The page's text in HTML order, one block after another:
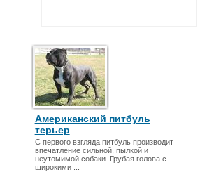
Американский питбуль
терьер
С первого взгляда питбуль производит
впечатление сильной, пылкой и
неутомимой собаки. Грубая голова с
широкими ...